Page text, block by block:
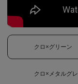
クロ×グリーン
クロ×メタルグ